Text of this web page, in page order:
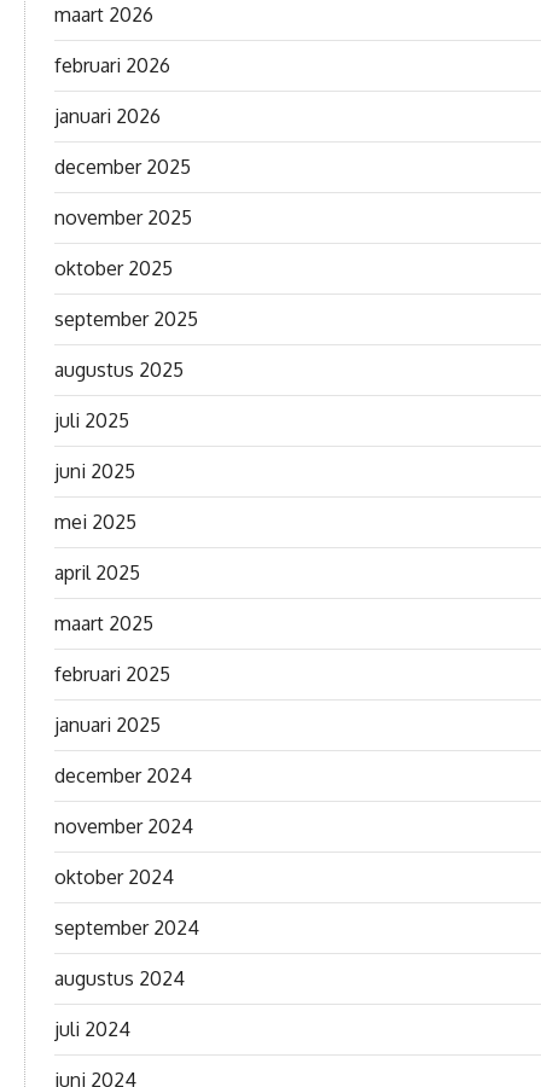
maart 2026
februari 2026
januari 2026
december 2025
november 2025
oktober 2025
september 2025
augustus 2025
juli 2025
juni 2025
mei 2025
april 2025
maart 2025
februari 2025
januari 2025
december 2024
november 2024
oktober 2024
september 2024
augustus 2024
juli 2024
juni 2024